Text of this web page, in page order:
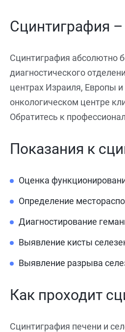
Сцинтиграфия
Сцинтиграфия абсолютно
диагностического
центрах Израиля, Европы
онкологическом центре
Обратитесь к
Показания к
Оценка
Определение
Диагностирование
Выявление кисты
Выявление разрыва
Как проходит
Сцинтиграфия печени и